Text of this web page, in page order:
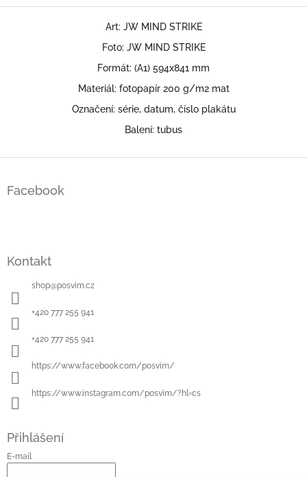
Art: JW MIND STRIKE
Foto: JW MIND STRIKE
Formát: (A1) 594x841 mm
Materiál: fotopapír 200 g/m2 mat
Označení: série, datum, číslo plakátu
Balení: tubus
Facebook
Kontakt
shop@posvim.cz
+420 777 255 941
+420 777 255 941
https://www.facebook.com/posvim/
https://www.instagram.com/posvim/?hl=cs
Přihlášení
E-mail